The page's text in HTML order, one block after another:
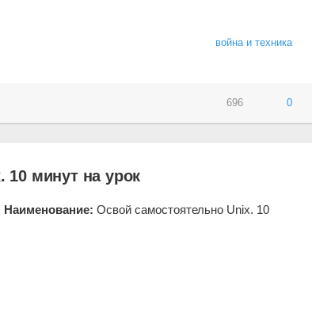
война и техника
696 0
10 минут на урок
Наименование: Освой самостоятельно Unix. 10